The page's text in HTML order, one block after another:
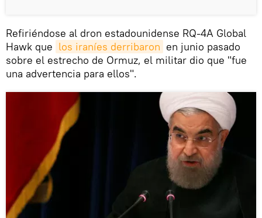
Refiriéndose al dron estadounidense RQ-4A Global
Hawk que los iraníes derribaron en junio pasado
sobre el estrecho de Ormuz, el militar dio que "fue
una advertencia para ellos".